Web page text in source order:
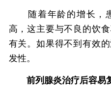
随着年龄的增长，患
高，这主要与不良的饮
有关。如果得不到有效
发性。
前列腺炎治疗后容易